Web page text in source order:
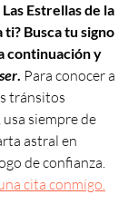
Estrellas de la
ti? Busca tu signo
continuación y
. Para conocer a
tránsitos
siempre de
astral en
de confianza.
cita conmigo.